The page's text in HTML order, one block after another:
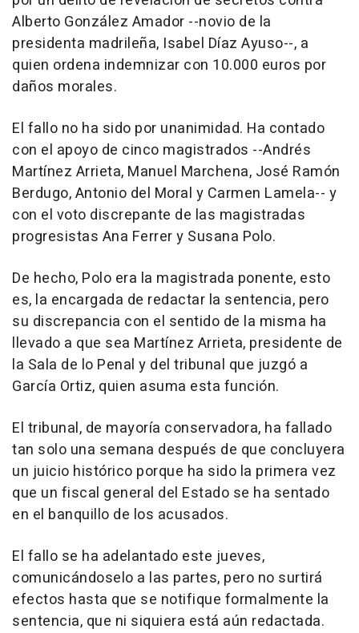
Alberto González Amador --novio de la
presidenta madrileña, Isabel Díaz Ayuso--, a
quien ordena indemnizar con 10.000 euros por
daños morales.
El fallo no ha sido por unanimidad. Ha contado
con el apoyo de cinco magistrados --Andrés
Martínez Arrieta, Manuel Marchena, José Ramón
Berdugo, Antonio del Moral y Carmen Lamela-- y
con el voto discrepante de las magistradas
progresistas Ana Ferrer y Susana Polo.
De hecho, Polo era la magistrada ponente, esto
es, la encargada de redactar la sentencia, pero
su discrepancia con el sentido de la misma ha
llevado a que sea Martínez Arrieta, presidente de
la Sala de lo Penal y del tribunal que juzgó a
García Ortiz, quien asuma esta función.
El tribunal, de mayoría conservadora, ha fallado
tan solo una semana después de que concluyera
un juicio histórico porque ha sido la primera vez
que un fiscal general del Estado se ha sentado
en el banquillo de los acusados.
El fallo se ha adelantado este jueves,
comunicándoselo a las partes, pero no surtirá
efectos hasta que se notifique formalmente la
sentencia, que ni siquiera está aún redactada.